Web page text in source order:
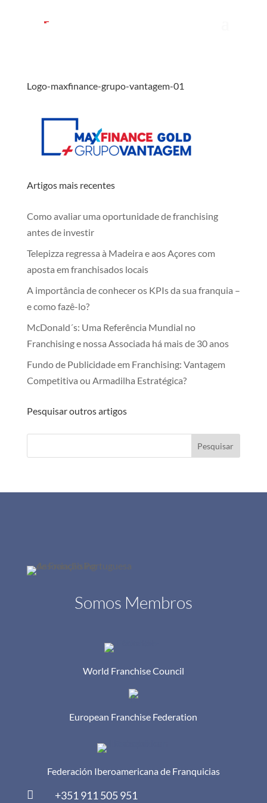
Logo-maxfinance-grupo-vantagem-01
Artigos mais recentes
Como avaliar uma oportunidade de franchising
antes de investir
Telepizza regressa à Madeira e aos Açores com
aposta em franchisados locais
A importância de conhecer os KPIs da sua franquia –
e como fazê-lo?
McDonald´s: Uma Referência Mundial no
Franchising e nossa Associada há mais de 30 anos
Fundo de Publicidade em Franchising: Vantagem
Competitiva ou Armadilha Estratégica?
Pesquisar outros artigos
Pesquisar
Somos Membros
World Franchise Council
European Franchise Federation
Federación Iberoamericana de Franquicias
 +351 911 505 951